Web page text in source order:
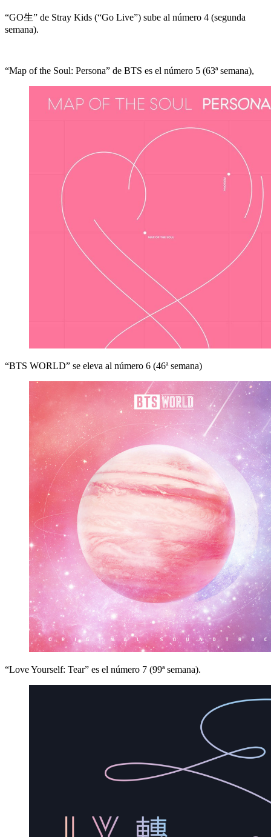
“GO生” de Stray Kids (“Go Live”) sube al número 4 (segunda
semana).
“Map of the Soul: Persona” de BTS es el número 5 (63ª semana),
“BTS WORLD” se eleva al número 6 (46ª semana)
“Love Yourself: Tear” es el número 7 (99ª semana).